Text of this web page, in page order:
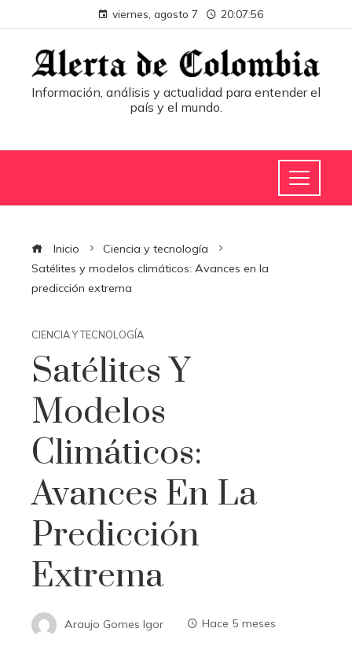
viernes, agosto 7 20:07:56
Información, análisis y actualidad para entender el
país y el mundo.
Inicio
Ciencia y tecnología
Satélites y modelos climáticos: Avances en la
predicción extrema
CIENCIA Y TECNOLOGÍA
Satélites Y
Modelos
Climáticos:
Avances En La
Predicción
Extrema
Araujo Gomes Igor Hace 5 meses